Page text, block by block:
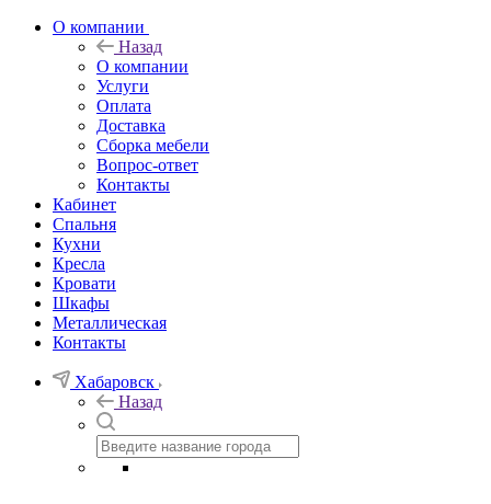
О компании
Назад
О компании
Услуги
Оплата
Доставка
Сборка мебели
Вопрос-ответ
Контакты
Кабинет
Спальня
Кухни
Кресла
Кровати
Шкафы
Металлическая
Контакты
Хабаровск
Назад